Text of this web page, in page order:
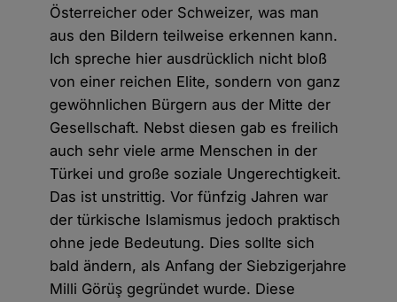
Österreicher oder Schweizer, was man
aus den Bildern teilweise erkennen kann.
Ich spreche hier ausdrücklich nicht bloß
von einer reichen Elite, sondern von ganz
gewöhnlichen Bürgern aus der Mitte der
Gesellschaft. Nebst diesen gab es freilich
auch sehr viele arme Menschen in der
Türkei und große soziale Ungerechtigkeit.
Das ist unstrittig. Vor fünfzig Jahren war
der türkische Islamismus jedoch praktisch
ohne jede Bedeutung. Dies sollte sich
bald ändern, als Anfang der Siebzigerjahre
Milli Görüş gegründet wurde. Diese